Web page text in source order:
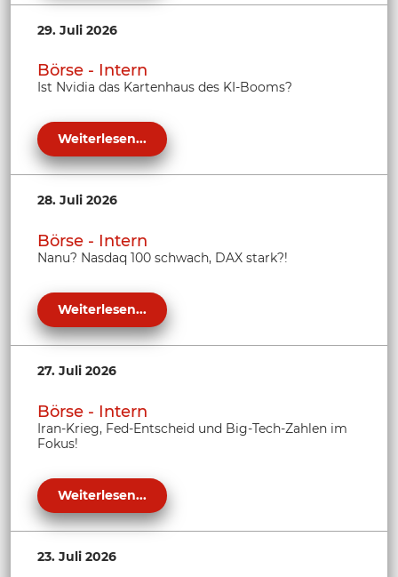
29. Juli 2026
Börse - Intern
Ist Nvidia das Kartenhaus des KI-Booms?
Weiterlesen...
28. Juli 2026
Börse - Intern
Nanu? Nasdaq 100 schwach, DAX stark?!
Weiterlesen...
27. Juli 2026
Börse - Intern
Iran-Krieg, Fed-Entscheid und Big-Tech-Zahlen im
Fokus!
Weiterlesen...
23. Juli 2026